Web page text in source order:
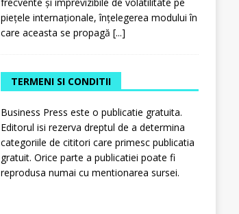
frecvente și imprevizibile de volatilitate pe
piețele internaționale, înțelegerea modului în
care aceasta se propagă [...]
TERMENI SI CONDITII
Business Press este o publicatie gratuita.
Editorul isi rezerva dreptul de a determina
categoriile de cititori care primesc publicatia
gratuit. Orice parte a publicatiei poate fi
reprodusa numai cu mentionarea sursei.